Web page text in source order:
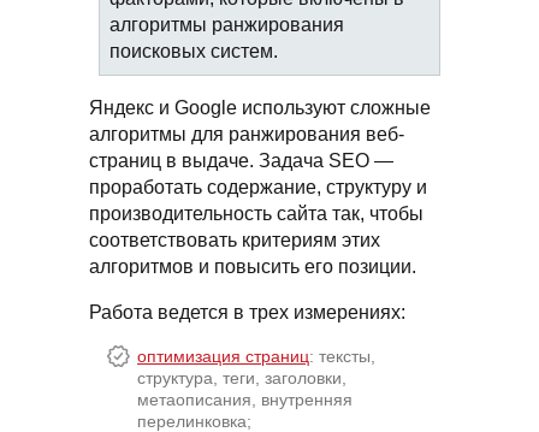
алгоритмы ранжирования
поисковых систем.
Яндекс и Google используют сложные
алгоритмы для ранжирования веб-
страниц в выдаче. Задача SEO —
проработать содержание, структуру и
производительность сайта так, чтобы
соответствовать критериям этих
алгоритмов и повысить его позиции.
Работа ведется в трех измерениях:
оптимизация страниц: тексты,
структура, теги, заголовки,
метаописания, внутренняя
перелинковка;